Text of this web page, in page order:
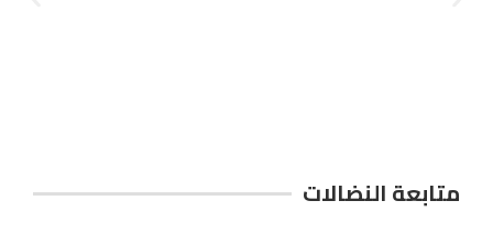
متابعة النضالات